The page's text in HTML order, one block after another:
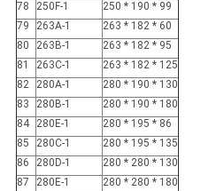
78
250F-1
250 * 190 * 99
79
263A-1
263 * 182 * 60
80
263B-1
263 * 182 * 95
81
263C-1
263 * 182 * 125
82
280A-1
280 * 190 * 130
83
280B-1
280 * 190 * 180
84
280E-1
280 * 195 * 86
85
280C-1
280 * 195 * 135
86
280D-1
280 * 280 * 130
87
280E-1
280 * 280 * 180